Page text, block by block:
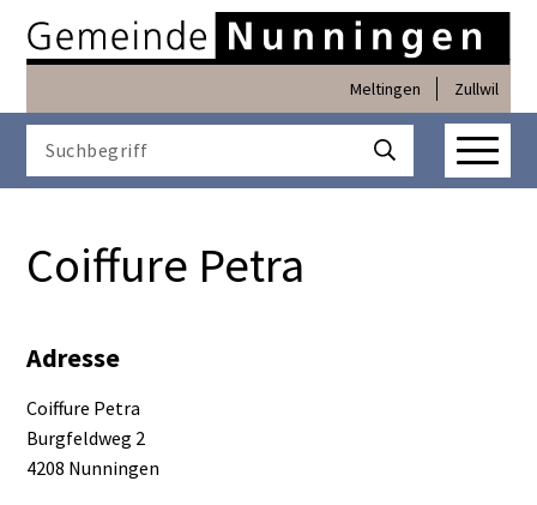
Navigieren in
Schnellnavigation
Meltingen Zullwil
Suche starten
Coiffure Petra
Adresse
Coiffure Petra
Burgfeldweg 2
4208 Nunningen